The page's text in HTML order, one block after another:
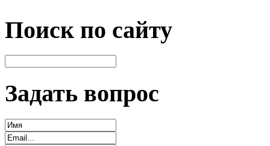
Поиск по сайту
Задать вопрос